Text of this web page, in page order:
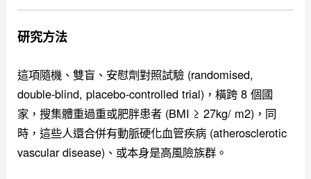
研究方法
這項隨機、雙盲、安慰劑對照試驗 (randomised,
double-blind, placebo-controlled trial)，橫跨 8 個國
家，搜集體重過重或肥胖患者 (BMI ≥ 27kg/ m2)，同
時，這些人還合併有動脈硬化血管疾病 (atherosclerotic
vascular disease)、或本身是高風險族群。